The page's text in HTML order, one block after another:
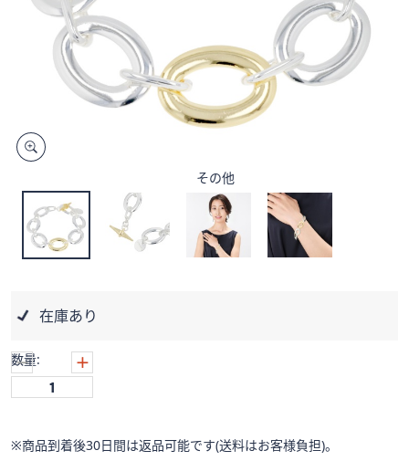
ス
で
左
に
プ
て
閲
き
その他
在庫あり
数量:
※商品到着後30日間は返品可能です(送料はお客様負担)。